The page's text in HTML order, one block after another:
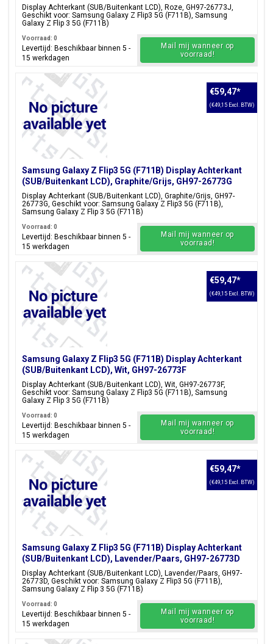
Display Achterkant (SUB/Buitenkant LCD), Roze, GH97-26773J,
Geschikt voor: Samsung Galaxy Z Flip3 5G (F711B), Samsung
Galaxy Z Flip 3 5G (F711B)
Voorraad: 0
Levertijd: Beschikbaar binnen 5 -
15 werkdagen
Mail mij wanneer op
voorraad!
Samsung Galaxy Z Flip3 5G (F711B) Display Achterkant
(SUB/Buitenkant LCD), Graphite/Grijs, GH97-26773G
Display Achterkant (SUB/Buitenkant LCD), Graphite/Grijs, GH97-
26773G, Geschikt voor: Samsung Galaxy Z Flip3 5G (F711B),
Samsung Galaxy Z Flip 3 5G (F711B)
€59,47*
(€49,15 Excl. BTW)
Voorraad: 0
Levertijd: Beschikbaar binnen 5 -
15 werkdagen
Mail mij wanneer op
voorraad!
Samsung Galaxy Z Flip3 5G (F711B) Display Achterkant
(SUB/Buitenkant LCD), Wit, GH97-26773F
Display Achterkant (SUB/Buitenkant LCD), Wit, GH97-26773F,
Geschikt voor: Samsung Galaxy Z Flip3 5G (F711B), Samsung
Galaxy Z Flip 3 5G (F711B)
€59,47*
(€49,15 Excl. BTW)
Voorraad: 0
Levertijd: Beschikbaar binnen 5 -
15 werkdagen
Mail mij wanneer op
voorraad!
Samsung Galaxy Z Flip3 5G (F711B) Display Achterkant
(SUB/Buitenkant LCD), Lavender/Paars, GH97-26773D
Display Achterkant (SUB/Buitenkant LCD), Lavender/Paars, GH97-
26773D, Geschikt voor: Samsung Galaxy Z Flip3 5G (F711B),
Samsung Galaxy Z Flip 3 5G (F711B)
€59,47*
(€49,15 Excl. BTW)
Voorraad: 0
Levertijd: Beschikbaar binnen 5 -
15 werkdagen
Mail mij wanneer op
voorraad!